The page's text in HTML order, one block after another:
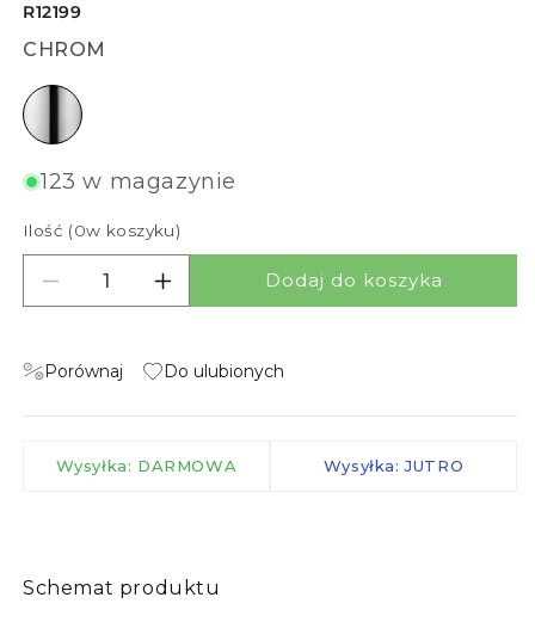
R12199
CHROM
chrom
123 w magazynie
Ilość (0w koszyku)
Zmniejsz ilość dla ESICA CYL
Zwiększ ilość dla ESICA CYL
Dodaj do koszyka
Porównaj Do ulubionych
Wysyłka: DARMOWA Wysyłka: JUTRO
Schemat produktu